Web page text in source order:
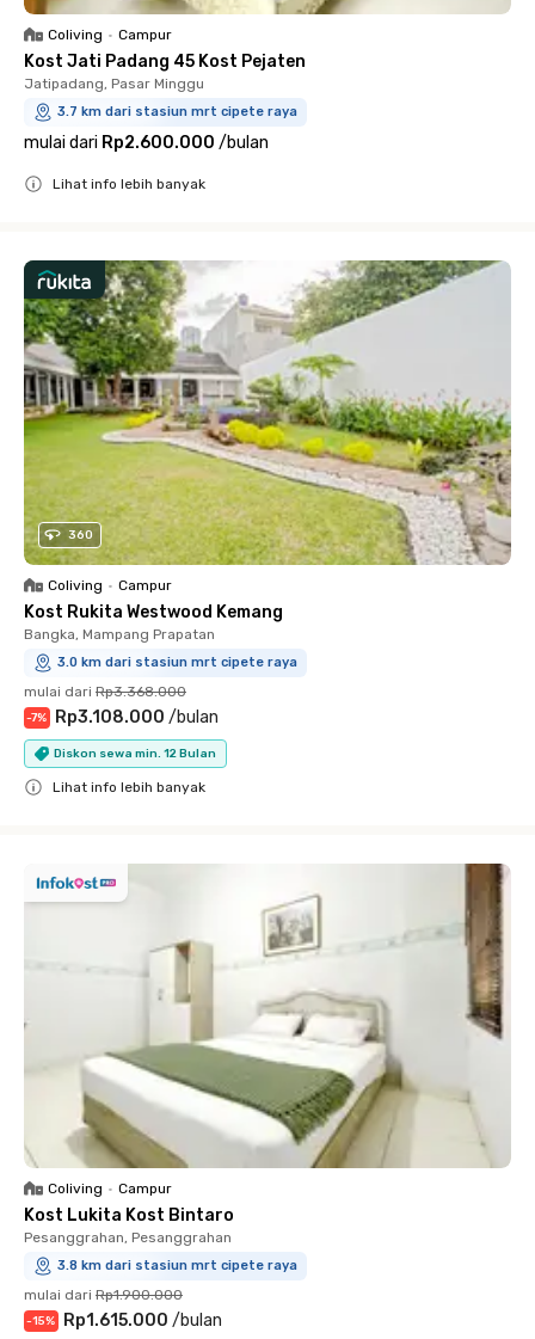
Coliving • Campur
Kost Jati Padang 45 Kost Pejaten
Jatipadang, Pasar Minggu
3.7 km dari stasiun mrt cipete raya
mulai dari Rp2.600.000 /bulan
Lihat info lebih banyak
360
Coliving • Campur
Kost Rukita Westwood Kemang
Bangka, Mampang Prapatan
3.0 km dari stasiun mrt cipete raya
mulai dari Rp3.368.000
-7% Rp3.108.000 /bulan
Diskon sewa min. 12 Bulan
Lihat info lebih banyak
Coliving • Campur
Kost Lukita Kost Bintaro
Pesanggrahan, Pesanggrahan
3.8 km dari stasiun mrt cipete raya
mulai dari Rp1.900.000
-15% Rp1.615.000 /bulan